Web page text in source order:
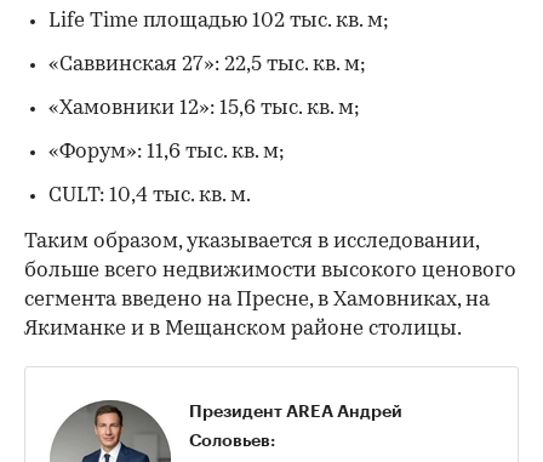
Life Time площадью 102 тыс. кв. м;
«Саввинская 27»: 22,5 тыс. кв. м;
«Хамовники 12»: 15,6 тыс. кв. м;
«Форум»: 11,6 тыс. кв. м;
CULT: 10,4 тыс. кв. м.
Таким образом, указывается в исследовании,
больше всего недвижимости высокого ценового
сегмента введено на Пресне, в Хамовниках, на
Якиманке и в Мещанском районе столицы.
Президент AREA Андрей
Соловьев: